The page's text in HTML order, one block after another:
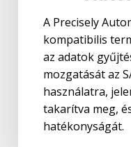
A Precisely
kompatibilis
az adatok
mozgatását az
használatra,
takarítva meg,
hatékonyságát.